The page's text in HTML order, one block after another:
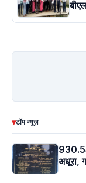
▾टॉप न्यूज़
अधूरा,